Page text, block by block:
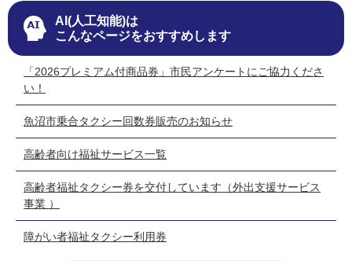
AI(人工知能)は
こんなページをおすすめします
「2026プレミアム付商品券」市民アンケートにご協力くださ
い！
魚沼市乗合タクシー回数券販売のお知らせ
高齢者向け福祉サービス一覧
高齢者福祉タクシー券を交付しています（外出支援サービス
事業 ）
障がい者福祉タクシー利用券